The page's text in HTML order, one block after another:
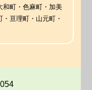
和町・色麻町・加美
亘理町・山元町・